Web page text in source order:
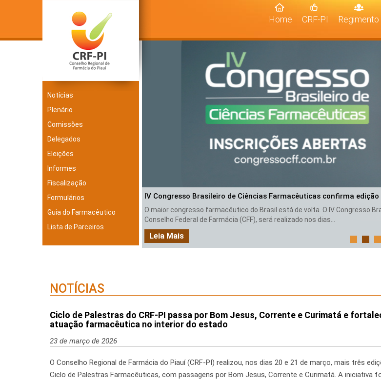
Home (current)
CRF-PI Regimento
Notícias
Plenário
Comissões
Delegados
Eleições
Informes
Fiscalização
Formulários
Guia do Farmacêutico
Lista de Parceiros
IV Congresso Brasileiro de Ciências Farmacêuticas confirma
O maior congresso farmacêutico do Brasil está de volta. O IV Congresso
Conselho Federal de Farmácia (CFF), será realizado nos dias...
Leia Mais
NOTÍCIAS
Ciclo de Palestras do CRF-PI passa por Bom Jesus, Corrente e Curimatá e
atuação farmacêutica no interior do estado
23 de março de 2026
O Conselho Regional de Farmácia do Piauí (CRF-PI) realizou, nos dias 20 e 21 de março, mais três
Ciclo de Palestras Farmacêuticas, com passagens por Bom Jesus, Corrente e Curimatá. A iniciativa